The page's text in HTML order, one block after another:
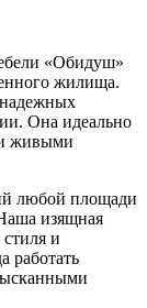
«Обидуш»
жилища.
Она идеально
живыми
любой площади
изящная
и
работать